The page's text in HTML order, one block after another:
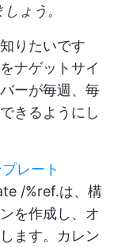
ょう。
りたいです
ナゲットサイ
ーが毎週、毎
きるようにし
レート
/%ref.は、構
を作成し、オ
ます。カレン